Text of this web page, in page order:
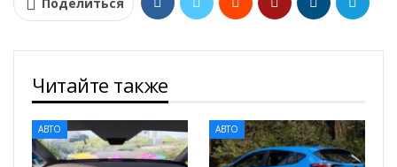
Читайте также
АВТО АВТО